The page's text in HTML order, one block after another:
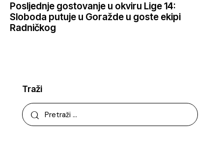
Posljednje gostovanje u okviru Lige 14:
Sloboda putuje u Goražde u goste ekipi
Radničkog
Traži